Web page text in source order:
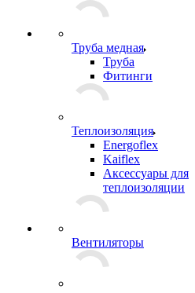
Труба медная
Труба
Фитинги
Теплоизоляция
Energoflex
Kaiflex
Аксессуары для
теплоизоляции
Вентиляторы